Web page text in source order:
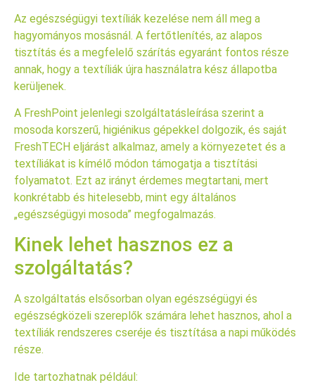
Az egészségügyi textíliák kezelése nem áll meg a
hagyományos mosásnál. A fertőtlenítés, az alapos
tisztítás és a megfelelő szárítás egyaránt fontos része
annak, hogy a textíliák újra használatra kész állapotba
kerüljenek.
A FreshPoint jelenlegi szolgáltatásleírása szerint a
mosoda korszerű, higiénikus gépekkel dolgozik, és saját
FreshTECH eljárást alkalmaz, amely a környezetet és a
textíliákat is kímélő módon támogatja a tisztítási
folyamatot. Ezt az irányt érdemes megtartani, mert
konkrétabb és hitelesebb, mint egy általános
„egészségügyi mosoda” megfogalmazás.
Kinek lehet hasznos ez a
szolgáltatás?
A szolgáltatás elsősorban olyan egészségügyi és
egészségközeli szereplők számára lehet hasznos, ahol a
textíliák rendszeres cseréje és tisztítása a napi működés
része.
Ide tartozhatnak például: